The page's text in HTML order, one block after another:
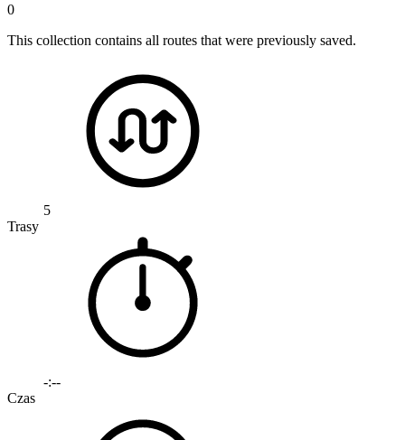
0
This collection contains all routes that were previously saved.
5
Trasy
-:--
Czas